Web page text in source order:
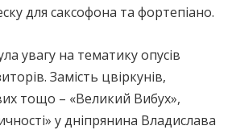
для саксофона та фортепіано.
увагу на тематику опусів
Замість цвіркунів,
тощо – «Великий Вибух»,
у дніпрянина Владислава